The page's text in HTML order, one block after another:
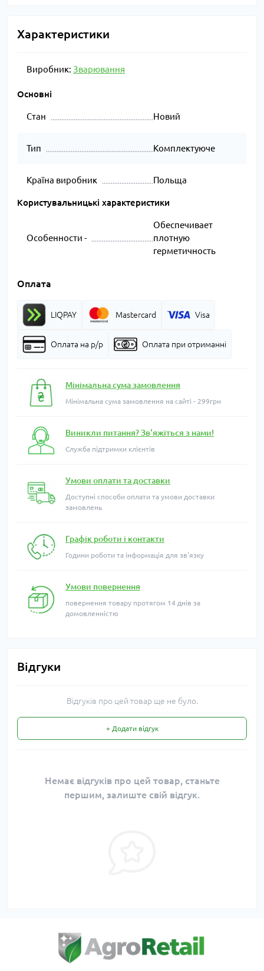
Характеристики
Виробник: Зварювання
Основні
Стан Новий
Тип Комплектуюче
Країна виробник Польща
Користувальницькі характеристики
Особенности -
Обеспечивает
плотную
герметичность
Оплата
LIQPAY Mastercard Visa
Оплата на р/р Оплата при отриманні
Мінімальна сума замовлення
Мінімальна сума замовлення на сайті - 299грн
Виникли питання? Зв'яжіться з нами!
Служба підтримки клієнтів
Умови оплати та доставки
Доступні способи оплати та умови доставки
замовлень
Графік роботи і контакти
Години роботи та інформація для зв'язку
Умови повернення
повернення товару протягом 14 днів за
домовленністю
Відгуки
Відгуків про цей товар ще не було.
+ Додати відгук
Немає відгуків про цей товар, станьте
першим, залиште свій відгук.